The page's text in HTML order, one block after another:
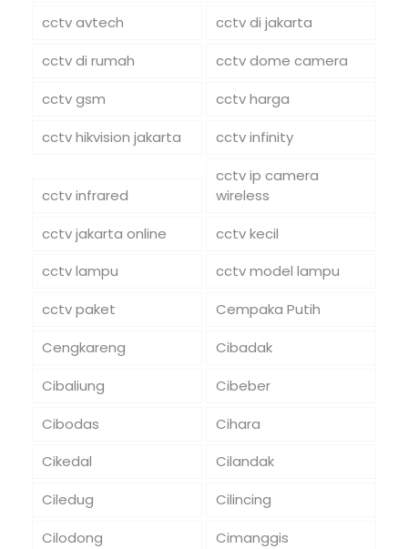
cctv avtech
cctv di jakarta
cctv di rumah
cctv dome camera
cctv gsm
cctv harga
cctv hikvision jakarta
cctv infinity
cctv infrared
cctv ip camera
wireless
cctv jakarta online
cctv kecil
cctv lampu
cctv model lampu
cctv paket
Cempaka Putih
Cengkareng
Cibadak
Cibaliung
Cibeber
Cibodas
Cihara
Cikedal
Cilandak
Ciledug
Cilincing
Cilodong
Cimanggis